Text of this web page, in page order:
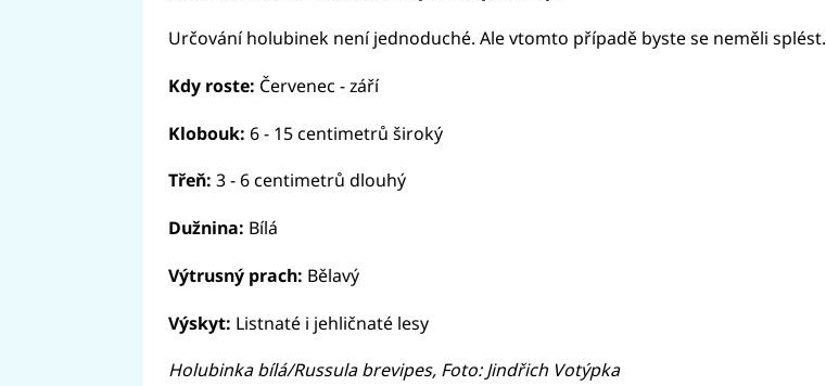
Určování holubinek není jednoduché. Ale vtomto případě byste se neměli splést.
Kdy roste: Červenec - září
Klobouk: 6 - 15 centimetrů široký
Třeň: 3 - 6 centimetrů dlouhý
Dužnina: Bílá
Výtrusný prach: Bělavý
Výskyt: Listnaté i jehličnaté lesy
Holubinka bílá/Russula brevipes, Foto: Jindřich Votýpka